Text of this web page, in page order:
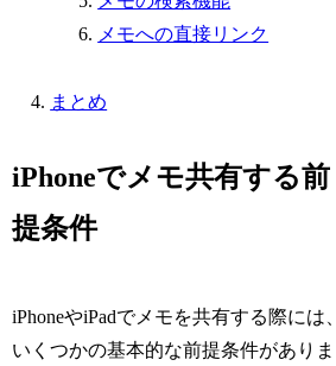
メモへの直接リンク
まとめ
iPhoneでメモ共有する前
提条件
iPhoneやiPadでメモを共有する際には、
いくつかの基本的な前提条件がありま